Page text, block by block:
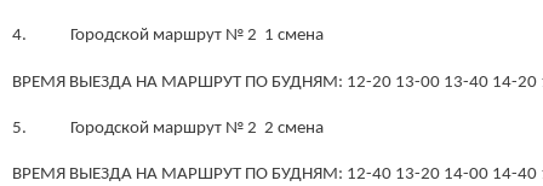
4. Городской маршрут № 2 1 смена
ВРЕМЯ ВЫЕЗДА НА МАРШРУТ ПО БУДНЯМ: 12-20 13-00 13-40 14-20
5. Городской маршрут № 2 2 смена
ВРЕМЯ ВЫЕЗДА НА МАРШРУТ ПО БУДНЯМ: 12-40 13-20 14-00 14-40